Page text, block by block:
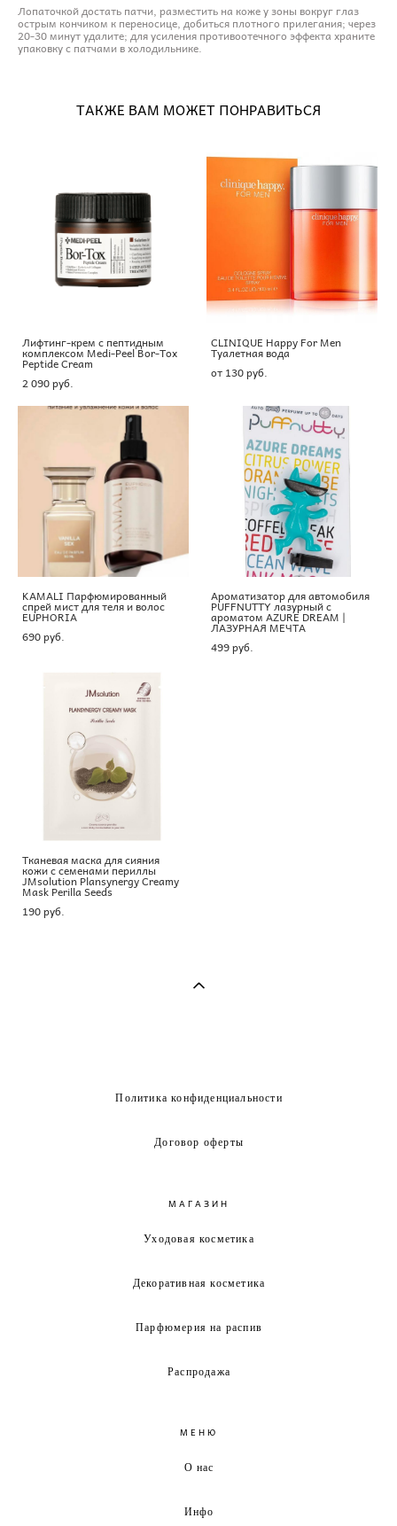
Лопаточкой достать патчи, разместить на коже у зоны вокруг глаз
острым кончиком к переносице, добиться плотного прилегания; через
20-30 минут удалите; для усиления противоотечного эффекта храните
упаковку с патчами в холодильнике.
ТАКЖЕ ВАМ МОЖЕТ ПОНРАВИТЬСЯ
Лифтинг-крем с пептидным
комплексом Medi-Peel Bor-Tox
Peptide Cream
2 090 pуб.
CLINIQUE Happy For Men
Туалетная вода
от 130 pуб.
KAMALI Парфюмированный
спрей мист для теля и волос
EUPHORIA
690 pуб.
Ароматизатор для автомобиля
PUFFNUTTY лазурный с
ароматом AZURE DREAM |
ЛАЗУРНАЯ МЕЧТА
499 pуб.
Тканевая маска для сияния
кожи с семенами периллы
JMsolution Plansynergy Creamy
Mask Perilla Seeds
190 pуб.
Политика конфиденциальности
Договор оферты
МАГАЗИН
Уходовая косметика
Декоративная косметика
Парфюмерия на распив
Распродажа
МЕНЮ
О нас
Инфо